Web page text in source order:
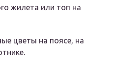
жилета или топ на
цветы на поясе, на